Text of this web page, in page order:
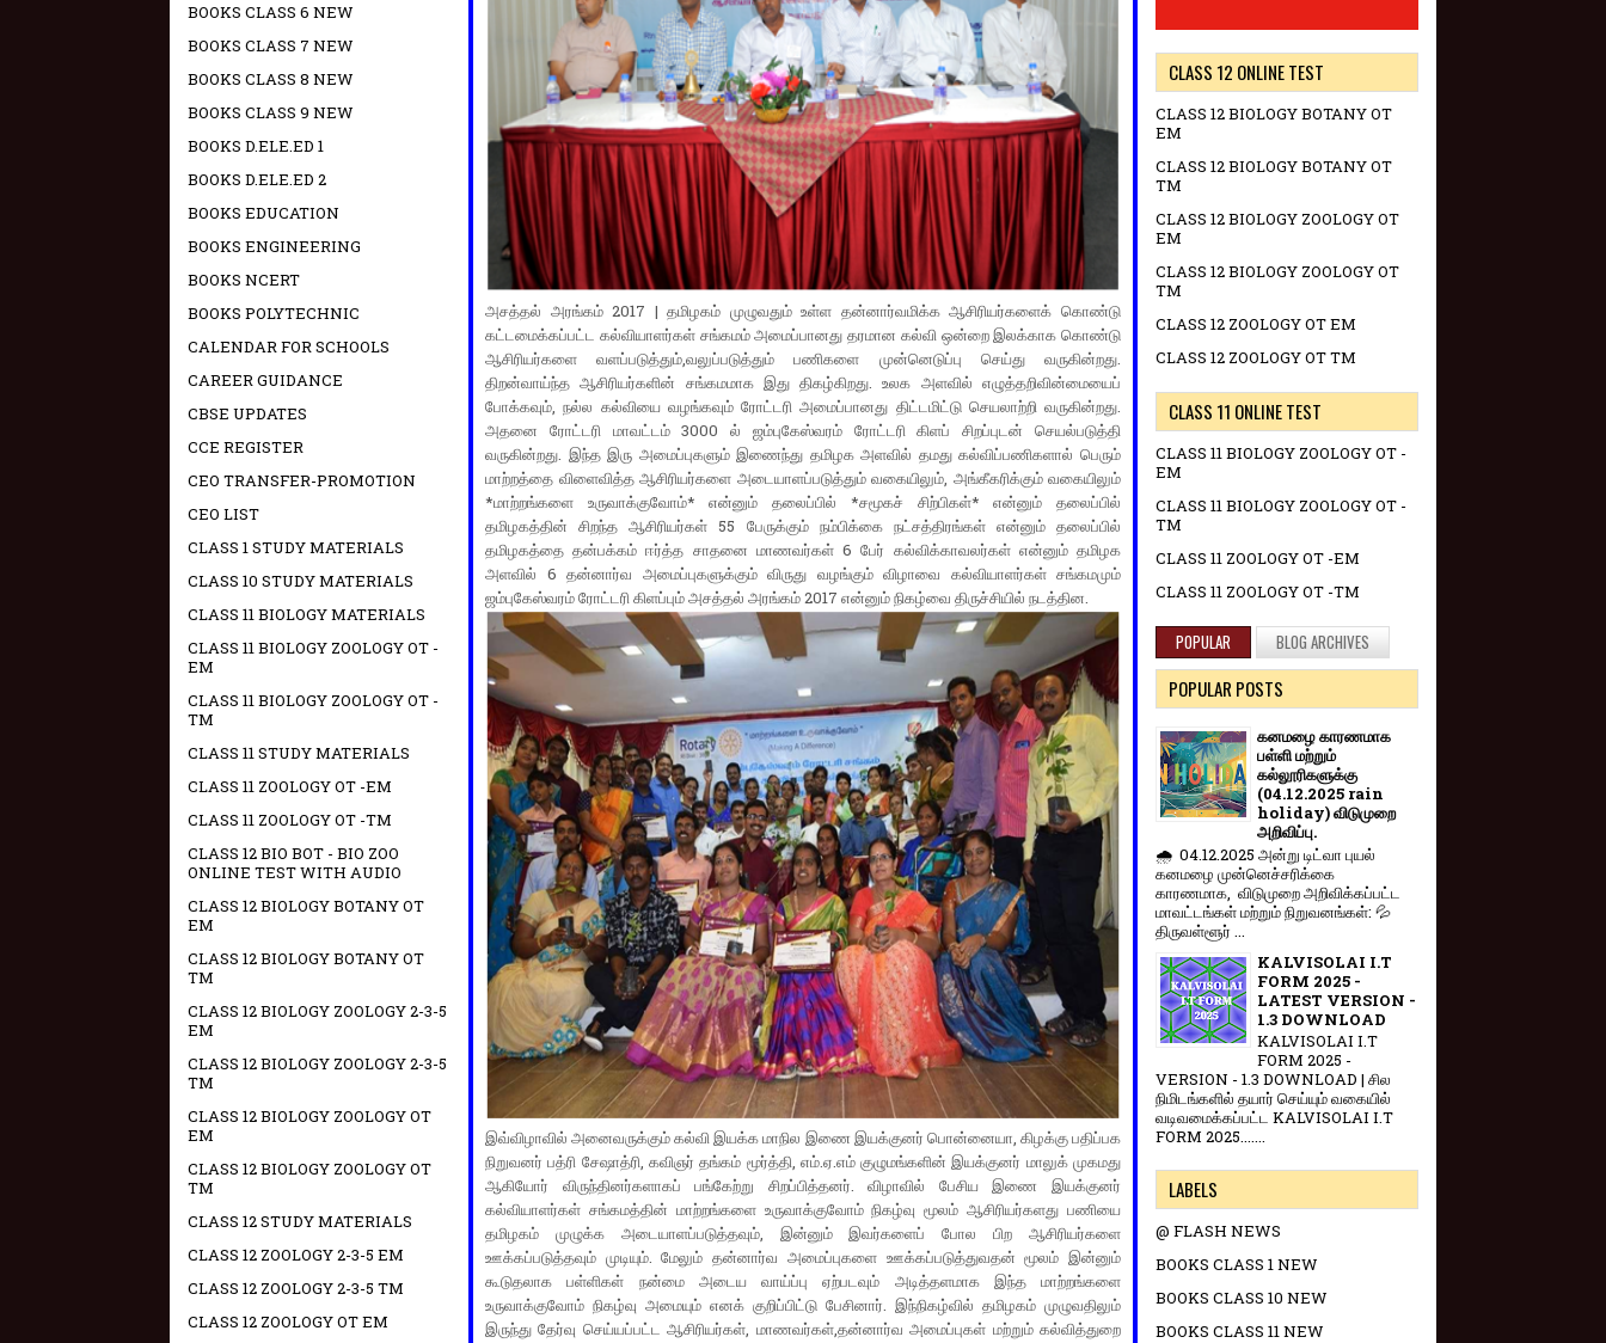
அசத்தல் அரங்கம் 2017 | தமிழகம் முழுவதும் உள்ள தன்னார்வமிக்க ஆசிரியர்களைக் கொண்டு
கட்டமைக்கப்பட்ட கல்வியாளர்கள் சங்கமம் அமைப்பானது தரமான கல்வி ஒன்றை இலக்காக கொண்டு
ஆசிரியர்களை வளப்படுத்தும்,வலுப்படுத்தும் பணிகளை முன்னெடுப்பு செய்து வருகின்றது.
திறன்வாய்ந்த ஆசிரியர்களின் சங்கமமாக இது திகழ்கிறது. உலக அளவில் எழுத்தறிவின்மையைப்
போக்கவும், நல்ல கல்வியை வழங்கவும் ரோட்டரி அமைப்பானது திட்டமிட்டு செயலாற்றி வருகின்றது.
அதனை ரோட்டரி மாவட்டம் 3000 ல் ஜம்புகேஸ்வரம் ரோட்டரி கிளப் சிறப்புடன் செயல்படுத்தி
வருகின்றது. இந்த இரு அமைப்புகளும் இணைந்து தமிழக அளவில் தமது கல்விப்பணிகளால் பெரும்
மாற்றத்தை விளைவித்த ஆசிரியர்களை அடையாளப்படுத்தும் வகையிலும், அங்கீகரிக்கும் வகையிலும்
*மாற்றங்களை உருவாக்குவோம்* என்னும் தலைப்பில் *சமூகச் சிற்பிகள்* என்னும் தலைப்பில்
தமிழகத்தின் சிறந்த ஆசிரியர்கள் 55 பேருக்கும் நம்பிக்கை நட்சத்திரங்கள் என்னும் தலைப்பில்
தமிழகத்தை தன்பக்கம் ஈர்த்த சாதனை மாணவர்கள் 6 பேர் கல்விக்காவலர்கள் என்னும் தமிழக
அளவில் 6 தன்னார்வ அமைப்புகளுக்கும் விருது வழங்கும் விழாவை கல்வியாளர்கள் சங்கமமும்
ஜம்புகேஸ்வரம் ரோட்டரி கிளப்பும் அசத்தல் அரங்கம் 2017 என்னும் நிகழ்வை திருச்சியில் நடத்தின.
இவ்விழாவில் அனைவருக்கும் கல்வி இயக்க மாநில இணை இயக்குனர் பொன்னையா, கிழக்கு பதிப்பக
நிறுவனர் பத்ரி சேஷாத்ரி, கவிஞர் தங்கம் மூர்த்தி, எம்.ஏ.எம் குழுமங்களின் இயக்குனர் மாலுக் முகமது
ஆகியோர் விருந்தினர்களாகப் பங்கேற்று சிறப்பித்தனர். விழாவில் பேசிய இணை இயக்குனர்
கல்வியாளர்கள் சங்கமத்தின் மாற்றங்களை உருவாக்குவோம் நிகழ்வு மூலம் ஆசிரியர்களது பணியை
தமிழகம் முழுக்க அடையாளப்படுத்தவும், இன்னும் இவர்களைப் போல பிற ஆசிரியர்களை
ஊக்கப்படுத்தவும் முடியும். மேலும் தன்னார்வ அமைப்புகளை ஊக்கப்படுத்துவதன் மூலம் இன்னும்
கூடுதலாக பள்ளிகள் நன்மை அடைய வாய்ப்பு ஏற்படவும் அடித்தளமாக இந்த மாற்றங்களை
உருவாக்குவோம் நிகழ்வு அமையும் எனக் குறிப்பிட்டு பேசினார். இந்நிகழ்வில் தமிழகம் முழுவதிலும்
இருந்து தேர்வு செய்யப்பட்ட ஆசிரியர்கள், மாணவர்கள்,தன்னார்வ அமைப்புகள் மற்றும் கல்வித்துறை
BOOKS CLASS 6 NEW
BOOKS CLASS 7 NEW
BOOKS CLASS 8 NEW
BOOKS CLASS 9 NEW
BOOKS D.ELE.ED 1
BOOKS D.ELE.ED 2
BOOKS EDUCATION
BOOKS ENGINEERING
BOOKS NCERT
BOOKS POLYTECHNIC
CALENDAR FOR SCHOOLS
CAREER GUIDANCE
CBSE UPDATES
CCE REGISTER
CEO TRANSFER-PROMOTION
CEO LIST
CLASS 1 STUDY MATERIALS
CLASS 10 STUDY MATERIALS
CLASS 11 BIOLOGY MATERIALS
CLASS 11 BIOLOGY ZOOLOGY OT -
EM
CLASS 11 BIOLOGY ZOOLOGY OT -
TM
CLASS 11 STUDY MATERIALS
CLASS 11 ZOOLOGY OT -EM
CLASS 11 ZOOLOGY OT -TM
CLASS 12 BIO BOT - BIO ZOO
ONLINE TEST WITH AUDIO
CLASS 12 BIOLOGY BOTANY OT
EM
CLASS 12 BIOLOGY BOTANY OT
TM
CLASS 12 BIOLOGY ZOOLOGY 2-3-5
EM
CLASS 12 BIOLOGY ZOOLOGY 2-3-5
TM
CLASS 12 BIOLOGY ZOOLOGY OT
EM
CLASS 12 BIOLOGY ZOOLOGY OT
TM
CLASS 12 STUDY MATERIALS
CLASS 12 ZOOLOGY 2-3-5 EM
CLASS 12 ZOOLOGY 2-3-5 TM
CLASS 12 ZOOLOGY OT EM
CLASS 12 ONLINE TEST
CLASS 12 BIOLOGY BOTANY OT
EM
CLASS 12 BIOLOGY BOTANY OT
TM
CLASS 12 BIOLOGY ZOOLOGY OT
EM
CLASS 12 BIOLOGY ZOOLOGY OT
TM
CLASS 12 ZOOLOGY OT EM
CLASS 12 ZOOLOGY OT TM
CLASS 11 ONLINE TEST
CLASS 11 BIOLOGY ZOOLOGY OT -
EM
CLASS 11 BIOLOGY ZOOLOGY OT -
TM
CLASS 11 ZOOLOGY OT -EM
CLASS 11 ZOOLOGY OT -TM
POPULAR BLOG ARCHIVES
POPULAR POSTS
கனமழை காரணமாக
பள்ளி மற்றும்
கல்லூரிகளுக்கு
(04.12.2025 rain
holiday) விடுமுறை
அறிவிப்பு.
🌧️ 04.12.2025 அன்று டிட்வா புயல்
கனமழை முன்னெச்சரிக்கை
காரணமாக, விடுமுறை அறிவிக்கப்பட்ட
மாவட்டங்கள் மற்றும் நிறுவனங்கள்: 💦
திருவள்ளூர் ...
KALVISOLAI I.T
FORM 2025 -
LATEST VERSION -
1.3 DOWNLOAD
KALVISOLAI I.T
FORM 2025 -
VERSION - 1.3 DOWNLOAD | சில
நிமிடங்களில் தயார் செய்யும் வகையில்
வடிவமைக்கப்பட்ட KALVISOLAI I.T
FORM 2025.......
LABELS
@ FLASH NEWS
BOOKS CLASS 1 NEW
BOOKS CLASS 10 NEW
BOOKS CLASS 11 NEW